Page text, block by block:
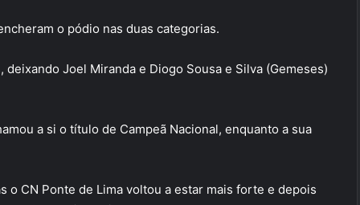
o pódio nas duas categorias.
Joel Miranda e Diogo Sousa e Silva (Gemeses)
a si o título de Campeã Nacional, enquanto a sua
o CN Ponte de Lima voltou a estar mais forte e depois